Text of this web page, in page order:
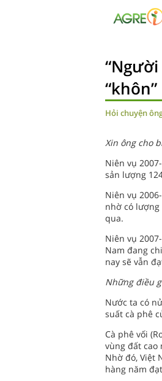
Hỏi chuyện
Xin ông cho
Niên vụ
sản lượng
Niên vụ
nhờ có lượng
qua.
Niên vụ
Nam đang
nay sẽ vẫn
Những điều
Nước ta có
suất cà phê
Cà phê vối
vùng đất cao
Nhờ đó, Việt
hàng năm